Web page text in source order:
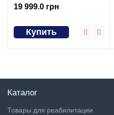
19 999.0 грн
Купить
Каталог
Товары для реабилитации